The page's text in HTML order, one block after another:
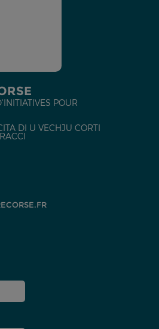
POUR
DI U VECHJU CORTI